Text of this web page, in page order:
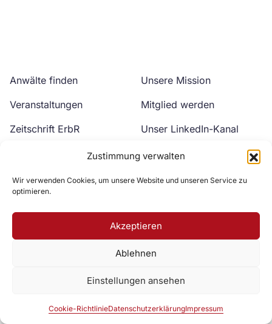
Zustimmung verwalten
Wir verwenden Cookies, um unsere Website und unseren Service zu
optimieren.
Akzeptieren
Ablehnen
Einstellungen ansehen
Cookie-RichtlinieDatenschutzerklärungImpressum
Anwälte finden
Veranstaltungen
Zeitschrift ErbR
Unsere Mission
Mitglied werden
Unser LinkedIn-Kanal
Unser YouTube-Kanal
Zur DAV Webseite